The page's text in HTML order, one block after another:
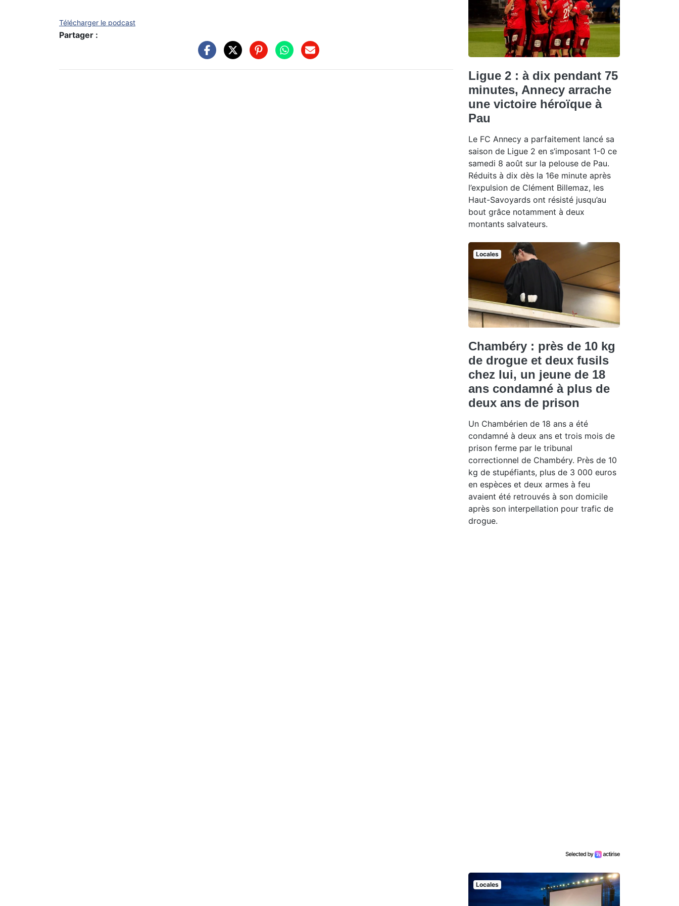
Télécharger le podcast
Partager :
Ligue 2 : à dix pendant 75
minutes, Annecy arrache
une victoire héroïque à
Pau
Le FC Annecy a parfaitement lancé sa
saison de Ligue 2 en s’imposant 1-0 ce
samedi 8 août sur la pelouse de Pau.
Réduits à dix dès la 16e minute après
l’expulsion de Clément Billemaz, les
Haut-Savoyards ont résisté jusqu’au
bout grâce notamment à deux
montants salvateurs.
Locales
Chambéry : près de 10 kg
de drogue et deux fusils
chez lui, un jeune de 18
ans condamné à plus de
deux ans de prison
Un Chambérien de 18 ans a été
condamné à deux ans et trois mois de
prison ferme par le tribunal
correctionnel de Chambéry. Près de 10
kg de stupéfiants, plus de 3 000 euros
en espèces et deux armes à feu
avaient été retrouvés à son domicile
après son interpellation pour trafic de
drogue.
Locales